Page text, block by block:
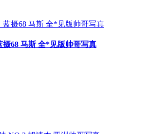
摄68 马斯 全*见版帅哥写真